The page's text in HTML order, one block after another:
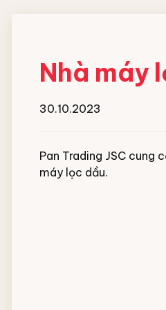
Nhà máy
30.10.2023
Pan Trading JSC cung
máy lọc dầu.